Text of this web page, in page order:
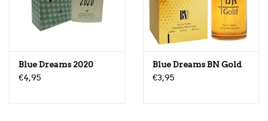
Blue Dreams 2020
€4,95
Blue Dreams BN Gold
€3,95